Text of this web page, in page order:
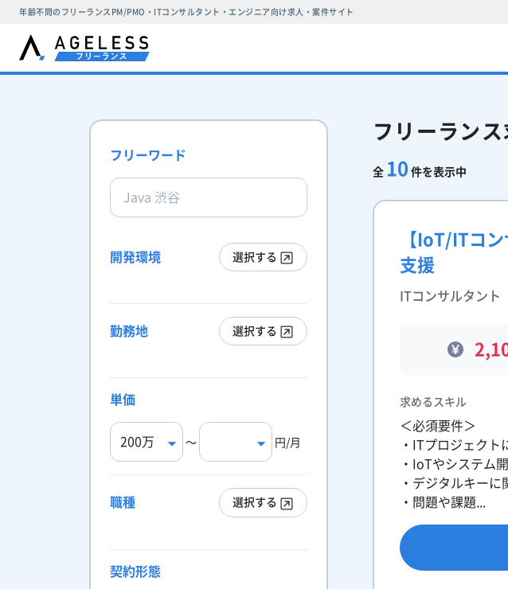
年齢不問のフリーランスPM/PMO・ITコンサルタント・エンジニア向け求人・案件サイト
フリーワード
開発環境 選択する
勤務地 選択する
単価
〜 円/月
職種 選択する
契約形態
フリーラン
全 10 件を表示中
【IoT/ITコ
支援
ITコンサルタント
求めるスキル
＜必須要件＞
・ITプロジェクト
・IoTやシステム
・デジタルキーに
・問題や課題...